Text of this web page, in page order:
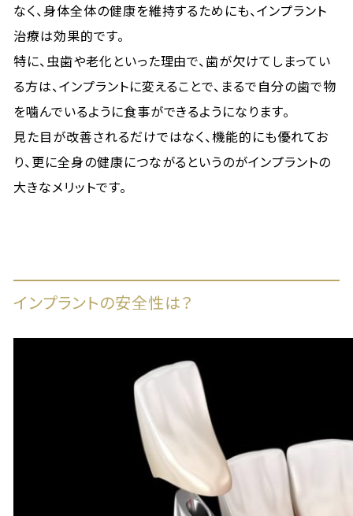
なく、身体全体の健康を維持するためにも、インプラント
治療は効果的です。
特に、虫歯や老化といった理由で、歯が欠けてしまってい
る方は、インプラントに変えることで、まるで自分の歯で物
を噛んでいるように食事ができるようになります。
見た目が改善されるだけではなく、機能的にも優れてお
り、更に全身の健康につながるというのがインプラントの
大きなメリットです。
インプラントの安全性は？